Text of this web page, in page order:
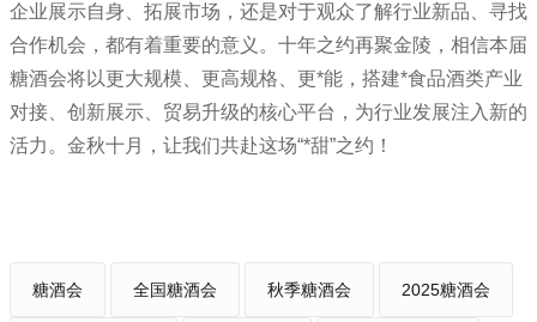
企业展示自身、拓展市场，还是对于观众了解行业新品、寻找
合作机会，都有着重要的意义。十年之约再聚金陵，相信本届
糖酒会将以更大规模、更高规格、更*能，搭建*食品酒类产业
对接、创新展示、贸易升级的核心平台，为行业发展注入新的
活力。金秋十月，让我们共赴这场“*甜”之约！
糖酒会 全国糖酒会 秋季糖酒会 2025糖酒会